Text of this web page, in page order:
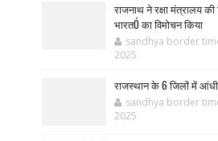
राजनाथ ने रक्षा मंत्रालय
भारतÓ का विमोचन किया
sandhya border
2025
राजस्थान के 6 जिलों में
sandhya border
2025